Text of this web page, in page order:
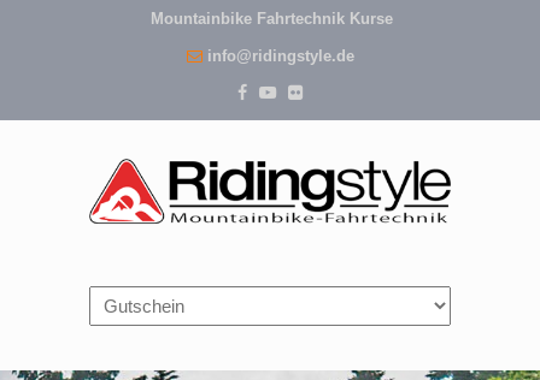
Mountainbike Fahrtechnik Kurse
info@ridingstyle.de
Navigation